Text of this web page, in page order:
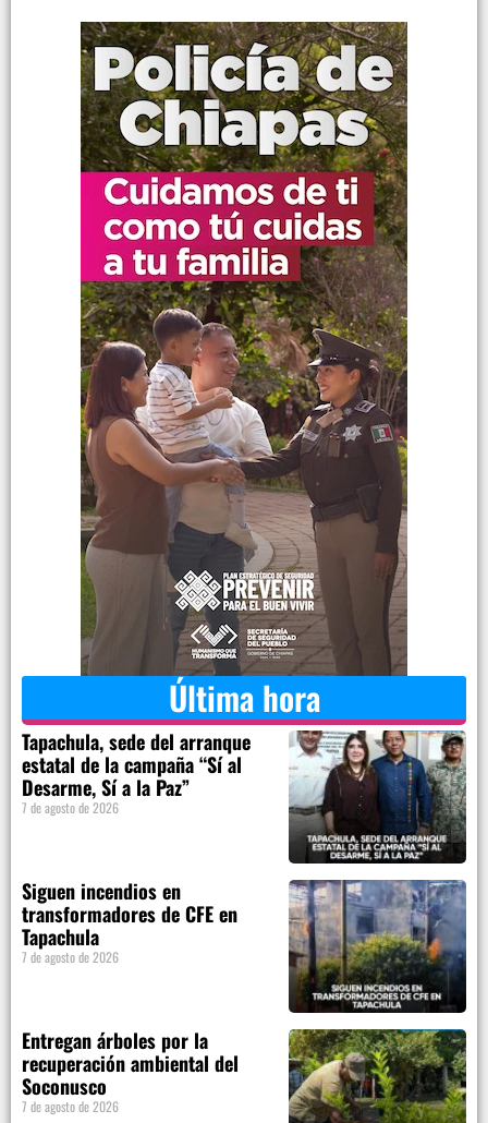
Última hora
Tapachula, sede del arranque
estatal de la campaña “Sí al
Desarme, Sí a la Paz”
7 de agosto de 2026
Siguen incendios en
transformadores de CFE en
Tapachula
7 de agosto de 2026
Entregan árboles por la
recuperación ambiental del
Soconusco
7 de agosto de 2026